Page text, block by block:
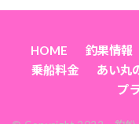
HOME 釣果情報
乗船料金
あい丸
プ